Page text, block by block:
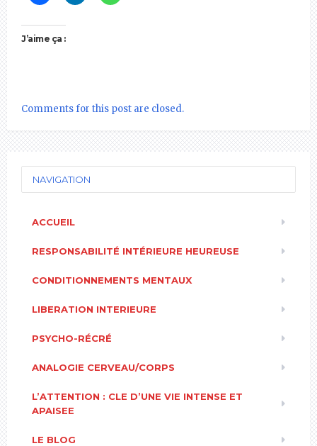
J’aime ça :
Comments for this post are closed.
NAVIGATION
ACCUEIL
RESPONSABILITÉ INTÉRIEURE HEUREUSE
CONDITIONNEMENTS MENTAUX
LIBERATION INTERIEURE
PSYCHO-RÉCRÉ
ANALOGIE CERVEAU/CORPS
L’ATTENTION : CLE D’UNE VIE INTENSE ET
APAISEE
LE BLOG